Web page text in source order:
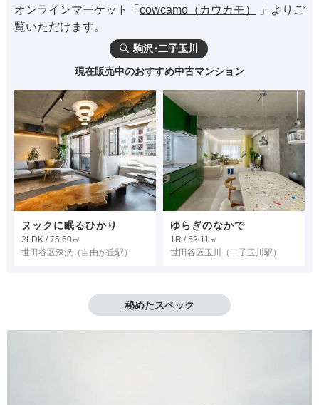
オンラインマーケット「 cowcamo（カウカモ）
」よりご
覧いただけます。
駒沢･二子玉川
現在販売中のおすすめ中古マンション
ヌックに眠るひかり
2LDK / 75.60㎡
世田谷区深沢 （自由が丘駅）
ゆらぎのなかで
1R / 53.11㎡
世田谷区玉川
（二子玉川駅）
秘めたスペック